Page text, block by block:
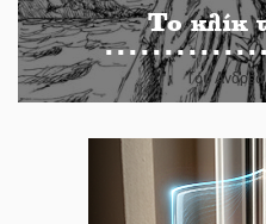
Το κλίκ
Του